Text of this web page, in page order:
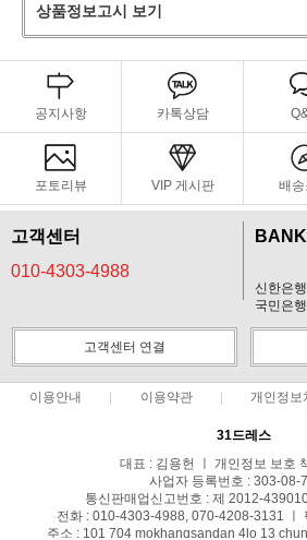
상품정보고시 보기
공지사항 카톡상담
포토리뷰 VIP 게시판 배송
고객센터
010-4303-4988
신한은행
국민은행
고객센터 연결
이용안내 이용약관 개인정보
31드레스
대표 : 김용헌 ㅣ 개인정보 보호
사업자 등록번호 : 303-08-
통신판매업신고번호 : 제 2012-
전화 : 010-4303-4988, 070-4208-3131 ㅣ
주소 : 101 704 mokhangsandan 4lo 13